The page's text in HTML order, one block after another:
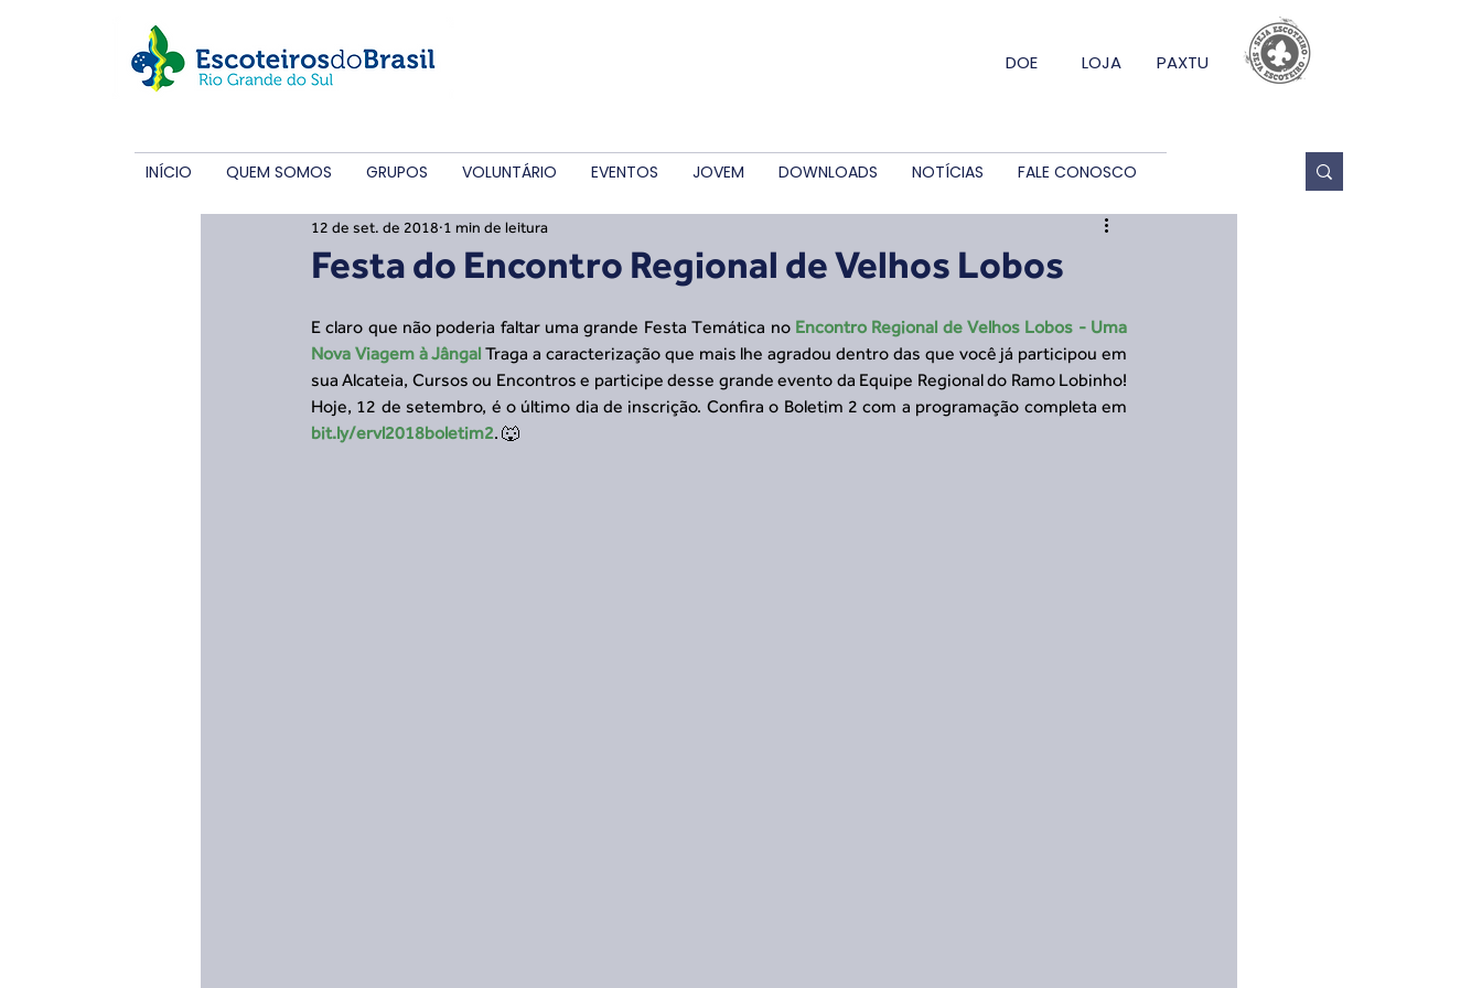
DOE LOJA PAXTU
INÍCIO QUEM SOMOS GRUPOS VOLUNTÁRIO EVENTOS JOVEM DOWNLOADS NOTÍCIAS FALE CONOSCO
Festa do Encontro Regional de Velhos Lobos
12 de set. de 2018 1 min de leitura
E claro que não poderia faltar uma grande Festa Temática no Encontro Regional de Velhos Lobos - Uma
Nova Viagem à Jângal Traga a caracterização que mais lhe agradou dentro das que você já participou em
sua Alcateia, Cursos ou Encontros e participe desse grande evento da Equipe Regional do Ramo Lobinho!
bit.ly/ervl2018boletim2. 🐺